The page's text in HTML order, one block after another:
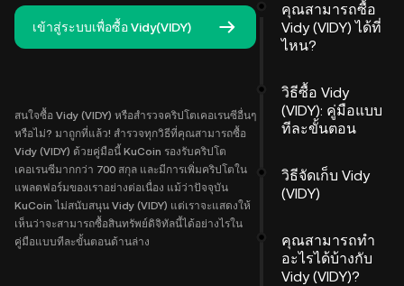
เข้าสู่ระบบเพื่อซื้อ Vidy(VIDY)
สนใจซื้อ Vidy (VIDY) หรือสำรวจคริปโตเคอเรนซีอื่นๆ
หรือไม่? มาถูกที่แล้ว! สำรวจทุกวิธีที่คุณสามารถซื้อ
Vidy (VIDY) ด้วยคู่มือนี้ KuCoin รองรับคริปโต
เคอเรนซีมากกว่า 700 สกุล และมีการเพิ่มคริปโตใน
แพลตฟอร์มของเราอย่างต่อเนื่อง แม้ว่าปัจจุบัน
KuCoin ไม่สนับสนุน Vidy (VIDY) แต่เราจะแสดงให้
เห็นว่าจะสามารถซื้อสินทรัพย์ดิจิทัลนี้ได้อย่างไรใน
คู่มือแบบทีละขั้นตอนด้านล่าง
คุณสามารถซื้อ
Vidy (VIDY) ได้ที่
ไหน?
วิธีซื้อ Vidy
(VIDY): คู่มือแบบ
ทีละขั้นตอน
วิธีจัดเก็บ Vidy
(VIDY)
คุณสามารถทำ
อะไรได้บ้างกับ
Vidy (VIDY)?